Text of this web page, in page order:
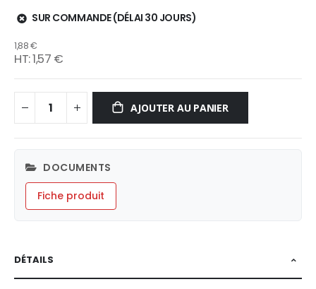
SUR COMMANDE (DÉLAI 30 JOURS)
1,88 €
1,57 €
AJOUTER AU PANIER
DOCUMENTS
Fiche produit
DÉTAILS